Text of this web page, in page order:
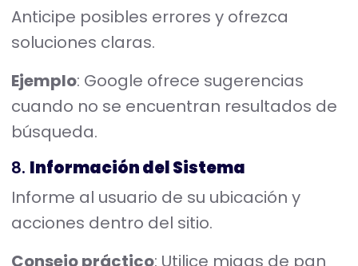
Anticipe posibles errores y ofrezca
soluciones claras.
Ejemplo: Google ofrece sugerencias
cuando no se encuentran resultados de
búsqueda.
8. Información del Sistema
Informe al usuario de su ubicación y
acciones dentro del sitio.
Consejo práctico: Utilice migas de pan